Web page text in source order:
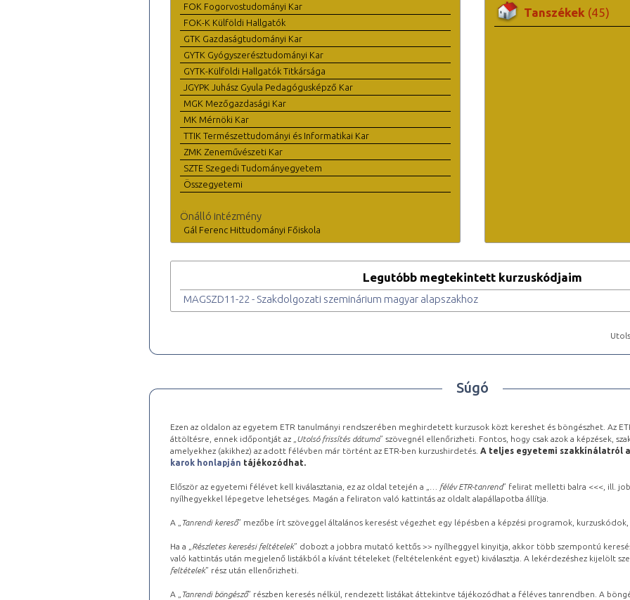
FOK Fogorvostudományi Kar
FOK-K Külföldi Hallgatók
GTK Gazdaságtudományi Kar
GYTK Gyógyszerésztudományi Kar
GYTK-Külföldi Hallgatók Titkársága
JGYPK Juhász Gyula Pedagógusképző Kar
MGK Mezőgazdasági Kar
MK Mérnöki Kar
TTIK Természettudományi és Informatikai Kar
ZMK Zeneművészeti Kar
SZTE Szegedi Tudományegyetem
Összegyetemi
Önálló intézmény
Gál Ferenc Hittudományi Főiskola
Tanszékek (45)
Legutóbb megtekintett kurzuskódjaim
MAGSZD11-22 - Szakdolgozati szeminárium magyar alapszakhoz
Súgó
Ezen az oldalon az egyetem ETR tanulmányi rendszerében meghirdetett kurzusok közt kereshet és böngészhet. Az
áttöltésre, ennek időpontját az „ Utolsó frissítés dátuma” szövegnél ellenőrizheti. Fontos, hogy csak azok a képzések,
amelyekhez (akikhez) az adott félévben már történt az ETR-ben kurzushirdetés. A teljes egyetemi szakkínálatról a
karok honlapján tájékozódhat.
Először az egyetemi félévet kell kiválasztania, ez az oldal tetején a „ … félév ETR-tanrend” felirat melletti balra <<<, ill.
nyílhegyekkel lépegetve lehetséges. Magán a feliraton való kattintás az oldalt alapállapotba állítja.
A „ Tanrendi kereső” mezőbe írt szöveggel általános keresést végezhet egy lépésben a képzési programok,
Ha a „ Részletes keresési feltételek” dobozt a jobbra mutató kettős >> nyílheggyel kinyitja, akkor több szempontú
való kattintás után megjelenő listákból a kívánt tételeket (feltételenként egyet) kiválasztja. A lekérdezéshez kijelölt
feltételek” rész után ellenőrizheti.
A „ Tanrendi böngésző” részben keresés nélkül, rendezett listákat áttekintve tájékozódhat a féléves tanrendben. A